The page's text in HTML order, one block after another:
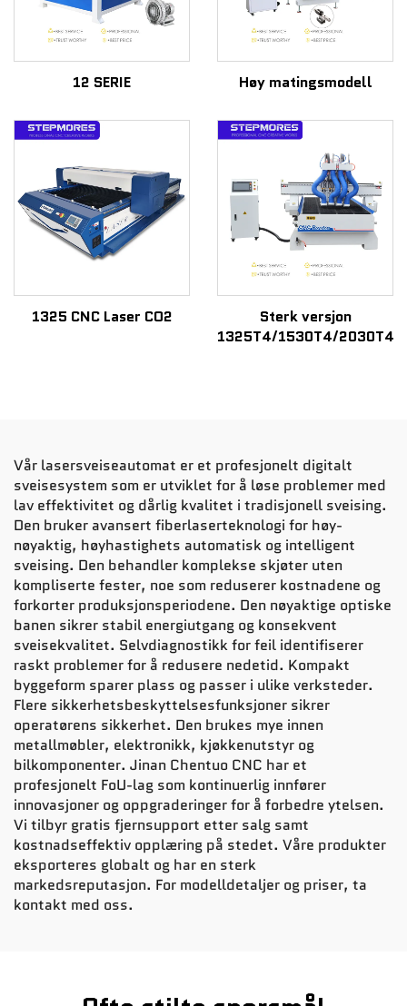
12 SERIE Høy matingsmodell
1325 CNC Laser CO2
Sterk versjon
1325T4/1530T4/2030T4
Vår lasersveiseautomat er et profesjonelt digitalt
sveisesystem som er utviklet for å løse problemer med
lav effektivitet og dårlig kvalitet i tradisjonell sveising.
Den bruker avansert fiberlaserteknologi for høy-
nøyaktig, høyhastighets automatisk og intelligent
sveising. Den behandler komplekse skjøter uten
kompliserte fester, noe som reduserer kostnadene og
forkorter produksjonsperiodene. Den nøyaktige optiske
banen sikrer stabil energiutgang og konsekvent
sveisekvalitet. Selvdiagnostikk for feil identifiserer
raskt problemer for å redusere nedetid. Kompakt
byggeform sparer plass og passer i ulike verksteder.
Flere sikkerhetsbeskyttelsesfunksjoner sikrer
operatørens sikkerhet. Den brukes mye innen
metallmøbler, elektronikk, kjøkkenutstyr og
bilkomponenter. Jinan Chentuo CNC har et
profesjonelt FoU-lag som kontinuerlig innfører
innovasjoner og oppgraderinger for å forbedre ytelsen.
Vi tilbyr gratis fjernsupport etter salg samt
kostnadseffektiv opplæring på stedet. Våre produkter
eksporteres globalt og har en sterk
markedsreputasjon. For modelldetaljer og priser, ta
kontakt med oss.